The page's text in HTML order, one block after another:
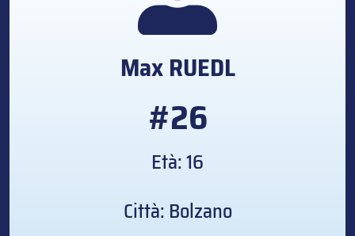
MaxRUEDL
#26
Età: 16
Città: Bolzano